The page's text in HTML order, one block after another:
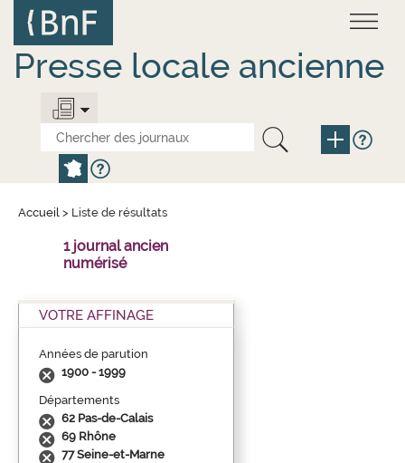
contenu
principal
Presse locale ancienne
Accueil > Liste de résultats
1 journal ancien
numérisé
VOTRE AFFINAGE
Années de parution
1900 - 1999
Départements
62 Pas-de-Calais
69 Rhône
77 Seine-et-Marne
Panneau de gestion des cookies